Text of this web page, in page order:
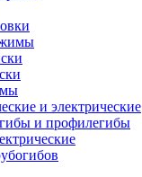
и электрические
и профилегибы